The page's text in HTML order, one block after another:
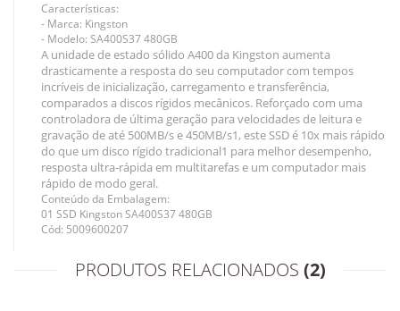
Características:
- Marca: Kingston
- Modelo: SA400S37 480GB
A unidade de estado sólido A400 da Kingston aumenta
drasticamente a resposta do seu computador com tempos
incríveis de inicialização, carregamento e transferência,
comparados a discos rígidos mecânicos. Reforçado com uma
controladora de última geração para velocidades de leitura e
gravação de até 500MB/s e 450MB/s1, este SSD é 10x mais rápido
do que um disco rígido tradicional1 para melhor desempenho,
resposta ultra-rápida em multitarefas e um computador mais
rápido de modo geral.
Conteúdo da Embalagem:
01 SSD Kingston SA400S37 480GB
Cód: 5009600207
PRODUTOS RELACIONADOS (2)